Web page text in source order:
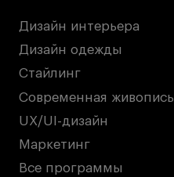
Дизайн интерьера
Дизайн одежды
Стайлинг
Современная живопись
UX/UI-дизайн
Маркетинг
Все программы